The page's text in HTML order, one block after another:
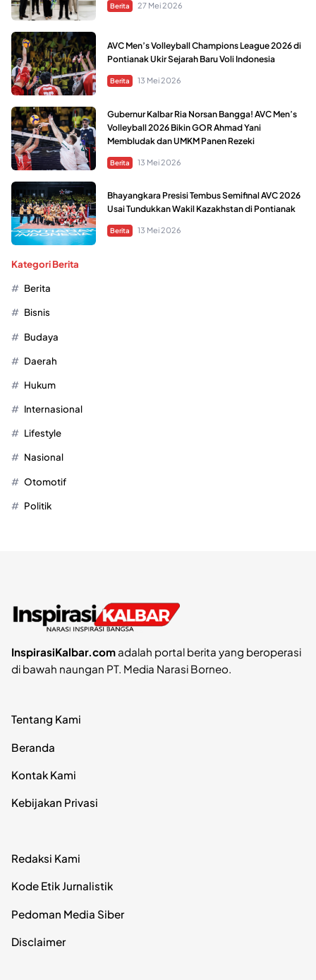
Berita 27 Mei 2026
AVC Men’s Volleyball Champions League 2026 di
Pontianak Ukir Sejarah Baru Voli Indonesia
Berita 13 Mei 2026
Gubernur Kalbar Ria Norsan Bangga! AVC Men’s
Volleyball 2026 Bikin GOR Ahmad Yani
Membludak dan UMKM Panen Rezeki
Berita 13 Mei 2026
Bhayangkara Presisi Tembus Semifinal AVC 2026
Usai Tundukkan Wakil Kazakhstan di Pontianak
Berita 13 Mei 2026
Kategori Berita
Berita
Bisnis
Budaya
Daerah
Hukum
Internasional
Lifestyle
Nasional
Otomotif
Politik
InspirasiKalbar.comadalah portal berita yang beroperasi
di bawah naungan PT. Media Narasi Borneo.
Tentang Kami
Beranda
Kontak Kami
Kebijakan Privasi
Redaksi Kami
Kode Etik Jurnalistik
Pedoman Media Siber
Disclaimer